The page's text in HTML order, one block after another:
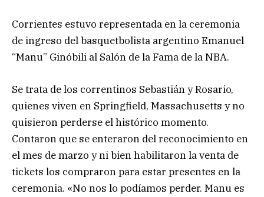
Corrientes estuvo representada en la ceremonia
de ingreso del basquetbolista argentino Emanuel
“Manu” Ginóbili al Salón de la Fama de la NBA.
Se trata de los correntinos Sebastián y Rosario,
quienes viven en Springfield, Massachusetts y no
quisieron perderse el histórico momento.
Contaron que se enteraron del reconocimiento en
el mes de marzo y ni bien habilitaron la venta de
tickets los compraron para estar presentes en la
ceremonia. «No nos lo podíamos perder. Manu es